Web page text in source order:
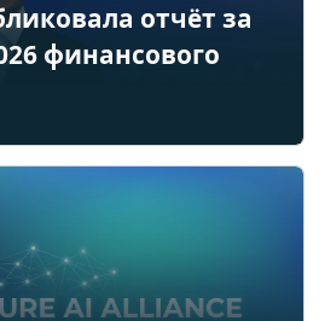
отчёт за
финансового